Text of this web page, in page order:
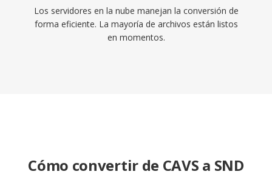
Los servidores en la nube manejan la conversión de
forma eficiente. La mayoría de archivos están listos
en momentos.
Cómo convertir de CAVS a SND